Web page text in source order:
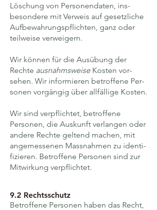
Löschung von Personen­daten, ins­
besondere mit Verweis auf gesetz­liche
Auf­bewahrungs­pflichten, ganz oder
teil­weise verweigern.
Wir können für die Aus­übung der
Rechte ausnahms­weise Kosten vor­
sehen. Wir infor­mieren be­troffene Per­
sonen vorgängig über all­fällige Kosten.
Wir sind ver­pflichtet, betroffene
Personen, die Auskunft ver­langen oder
andere Rechte geltend machen, mit
angemessenen Mass­nahmen zu identi­
fizieren. Betroffene Personen sind zur
Mit­wirkung verpflichtet.
9.2 Rechtsschutz
Betroffene Personen haben das Recht,